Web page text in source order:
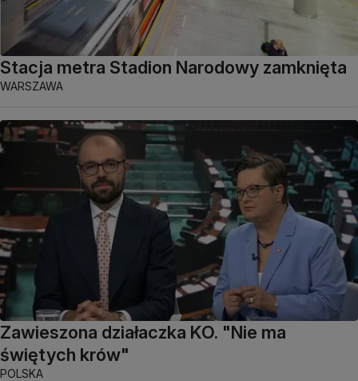
Stacja metra Stadion Narodowy zamknięta
WARSZAWA
Zawieszona działaczka KO. "Nie ma
świętych krów"
POLSKA